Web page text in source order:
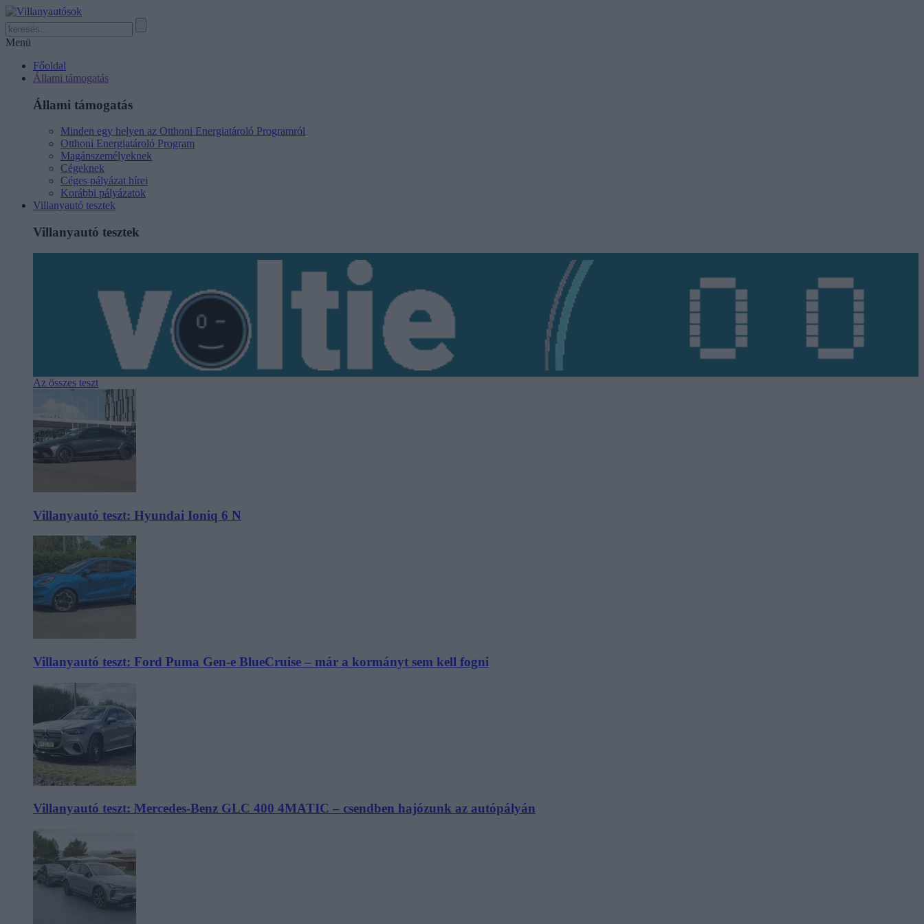
Menü
Főoldal
Állami támogatás
Állami támogatás
Minden egy helyen az Otthoni Energiatároló Programról
Otthoni Energiatároló Program
Magánszemélyeknek
Cégeknek
Céges pályázat hírei
Korábbi pályázatok
Villanyautó tesztek
Villanyautó tesztek
Az összes teszt
Villanyautó teszt: Hyundai Ioniq 6 N
Villanyautó teszt: Ford Puma Gen-e BlueCruise – már a kormányt sem kell fogni
Villanyautó teszt: Mercedes-Benz GLC 400 4MATIC – csendben hajózunk az autópályán